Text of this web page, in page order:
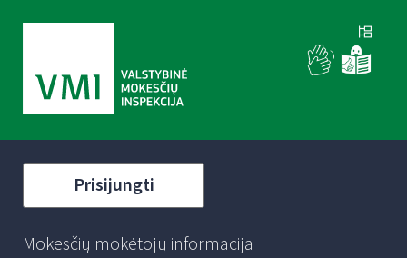
Prisijungti
Mokesčių mokėtojų informacija